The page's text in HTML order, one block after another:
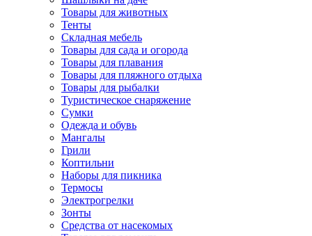
Товары для животных
Тенты
Складная мебель
Товары для сада и огорода
Товары для плавания
Товары для пляжного отдыха
Товары для рыбалки
Туристическое снаряжение
Сумки
Одежда и обувь
Мангалы
Грили
Коптильни
Наборы для пикника
Термосы
Электрогрелки
Зонты
Средства от насекомых